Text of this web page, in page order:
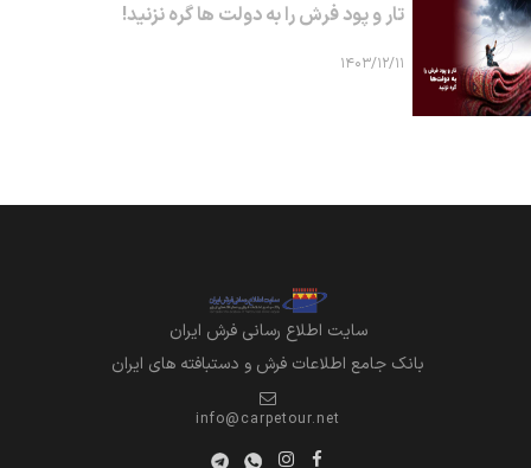
تار و پود فرش را به دولت ها گره نزنید!
۱۴۰۳/۱۲/۱۱
سايت اطلاع رساني فرش ايران
بانک جامع اطلاعات فرش و دستبافته های ایران
info@carpetour.net